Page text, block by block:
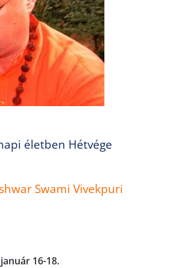
életben Hétvége
Swami Vivekpuri
16-18.